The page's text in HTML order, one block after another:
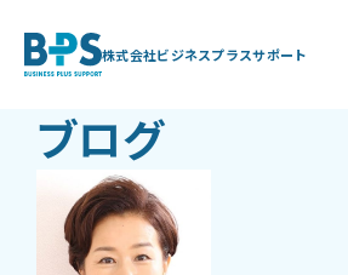
株式会社ビジネスプラスサポート
BPS代表藤井
ブログ